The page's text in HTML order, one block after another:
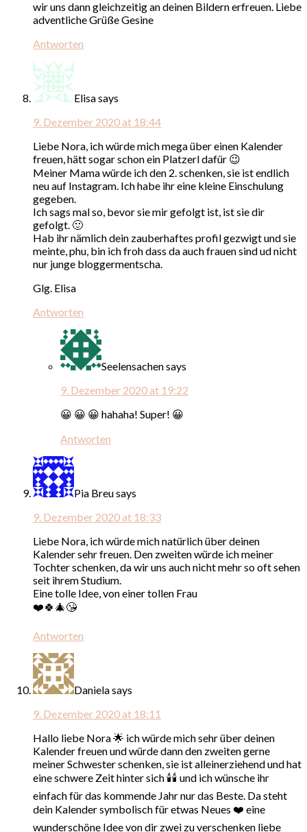
wir uns dann gleichzeitig an deinen Bildern erfreuen. Liebe
adventliche Grüße Gesine
Antworten
Elisasays
9. Dezember 2020 at 18:44
Liebe Nora, ich würde mich mega über einen Kalender
freuen, hätt sogar schon ein Platzerl dafür 😉
Meiner Mama würde ich den 2. schenken, sie ist endlich
neu auf Instagram. Ich habe ihr eine kleine Einschulung
gegeben.
Ich sags mal so, bevor sie mir gefolgt ist, ist sie dir
gefolgt. 🙂
Hab ihr nämlich dein zauberhaftes profil gezwigt und sie
meinte, phu, bin ich froh dass da auch frauen sind ud nicht
nur junge bloggermentscha.
Glg. Elisa
Antworten
Seelensachensays
9. Dezember 2020 at 19:22
😀 😀 😀 hahaha! Super! 😀
Antworten
Pia Breusays
9. Dezember 2020 at 18:33
Liebe Nora, ich würde mich natürlich über deinen
Kalender sehr freuen. Den zweiten würde ich meiner
Tochter schenken, da wir uns auch nicht mehr so oft sehen
seit ihrem Studium.
Eine tolle Idee, von einer tollen Frau
❤️🍀🎄😘
Antworten
Danielasays
9. Dezember 2020 at 18:11
Hallo liebe Nora 🌟 ich würde mich sehr über deinen
Kalender freuen und würde dann den zweiten gerne
meiner Schwester schenken, sie ist alleinerziehend und hat
eine schwere Zeit hinter sich 🕯🕯 und ich wünsche ihr
einfach für das kommende Jahr nur das Beste. Da steht
dein Kalender symbolisch für etwas Neues ❤ eine
wunderschöne Idee von dir zwei zu verschenken liebe